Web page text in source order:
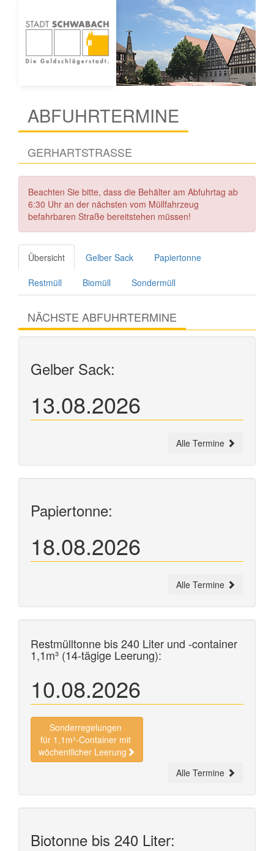
ABFUHRTERMINE
GERHARTSTRASSE
Beachten Sie bitte, dass die Behälter am Abfuhrtag ab
6:30 Uhr an der nächsten vom Müllfahrzeug
befahrbaren Straße bereitstehen müssen!
Übersicht Gelber Sack Papiertonne
Restmüll Biomüll Sondermüll
NÄCHSTE ABFUHRTERMINE
Gelber Sack:
13.08.2026
Alle Termine
Papiertonne:
18.08.2026
Alle Termine
Restmülltonne bis 240 Liter und -container
1,1m³ (14-tägige Leerung):
10.08.2026
Sonderregelungen
für 1,1m³-Container mit
wöchentlicher Leerung
Alle Termine
Biotonne bis 240 Liter: